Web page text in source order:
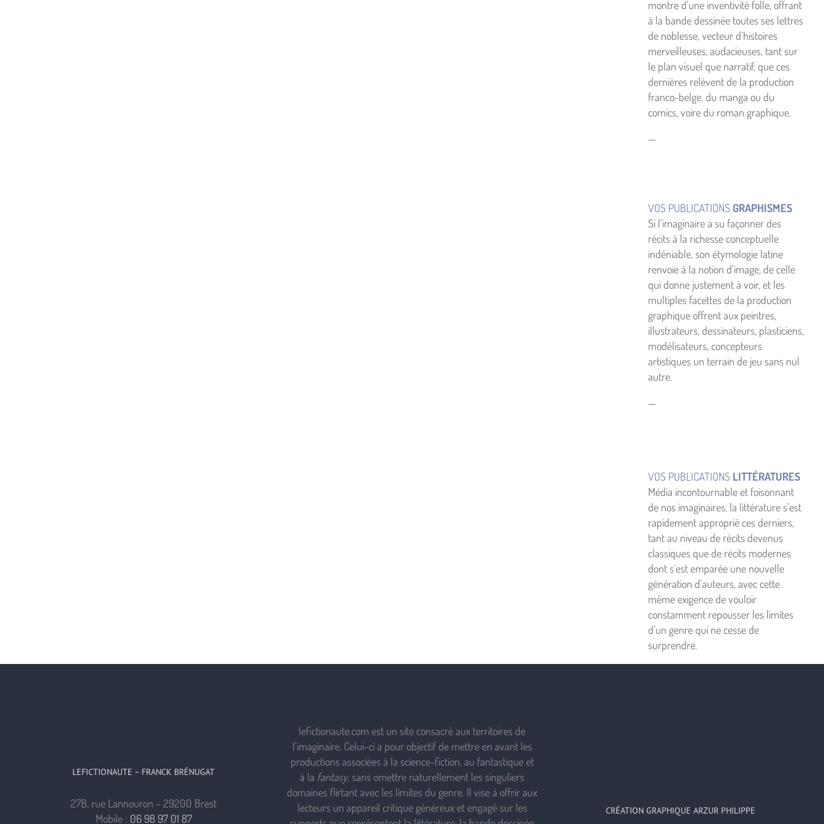
montre d’une inventivité folle, offrant
à la bande dessinée toutes ses lettres
de noblesse, vecteur d’histoires
merveilleuses, audacieuses, tant sur
le plan visuel que narratif, que ces
dernières relèvent de la production
franco-belge, du manga ou du
comics, voire du roman graphique.
—
VOS PUBLICATIONS GRAPHISMES
Si l’imaginaire a su façonner des
récits à la richesse conceptuelle
indéniable, son étymologie latine
renvoie à la notion d’image, de celle
qui donne justement à voir, et les
multiples facettes de la production
graphique offrent aux peintres,
illustrateurs, dessinateurs, plasticiens,
modélisateurs, concepteurs
artistiques un terrain de jeu sans nul
autre.
—
VOS PUBLICATIONS LITTÉRATURES
Média incontournable et foisonnant
de nos imaginaires, la littérature s’est
rapidement approprié ces derniers,
tant au niveau de récits devenus
classiques que de récits modernes
dont s’est emparée une nouvelle
génération d’auteurs, avec cette
même exigence de vouloir
constamment repousser les limites
d’un genre qui ne cesse de
surprendre.
LEFICTIONAUTE – FRANCK BRÉNUGAT
27B, rue Lannouron – 29200 Brest
Mobile : 06 98 97 01 87
lefictionaute.com est un site consacré aux territoires de
l’imaginaire. Celui-ci a pour objectif de mettre en avant les
productions associées à la science-fiction, au fantastique et
à la fantasy, sans omettre naturellement les singuliers
domaines flirtant avec les limites du genre. Il vise à offrir aux
lecteurs un appareil critique généreux et engagé sur les
CRÉATION GRAPHIQUE ARZUR PHILIPPE